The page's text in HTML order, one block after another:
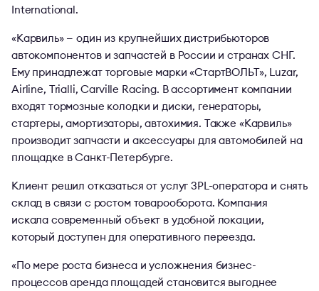
International.
«Карвиль» — один из крупнейших дистрибьюторов
автокомпонентов и запчастей в России и странах СНГ.
Ему принадлежат торговые марки «СтартВОЛЬТ», Luzar,
Airline, Trialli, Carville Racing. В ассортимент компании
входят тормозные колодки и диски, генераторы,
стартеры, амортизаторы, автохимия. Также «Карвиль»
производит запчасти и аксессуары для автомобилей на
площадке в Санкт-Петербурге.
Клиент решил отказаться от услуг 3PL-оператора и снять
склад в связи с ростом товарооборота. Компания
искала современный объект в удобной локации,
который доступен для оперативного переезда.
«По мере роста бизнеса и усложнения бизнес-
процессов аренда площадей становится выгоднее